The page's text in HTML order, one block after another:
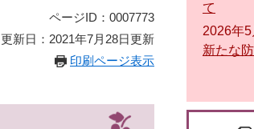
ページID：0007773
更新日：2021年7月28日更新
印刷ページ表示
て
2026年
新たな